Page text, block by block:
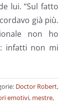
lui. “Sul fatto
già più.
non ho
infatti non mi
Doctor Robert,
emotivi, mestre,